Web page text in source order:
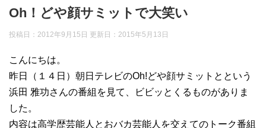
Oh！どや顔サミットで大笑い
投稿日：2012年9月15日 更新日： 2015年5月13日
こんにちは。
昨日（１４日）朝日テレビのOh!どや顔サミットとという
浜田 雅功さんの番組を見て、ビビッとくるものがありま
した。
内容は高学歴芸能人とおバカ芸能人を交えてのトーク番組